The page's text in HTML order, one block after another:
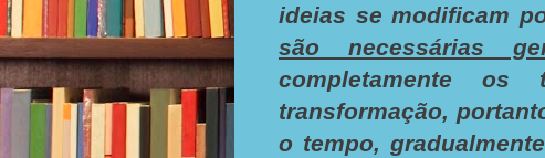
ideias se modificam
são necessárias
completamente
transformação,
o tempo,